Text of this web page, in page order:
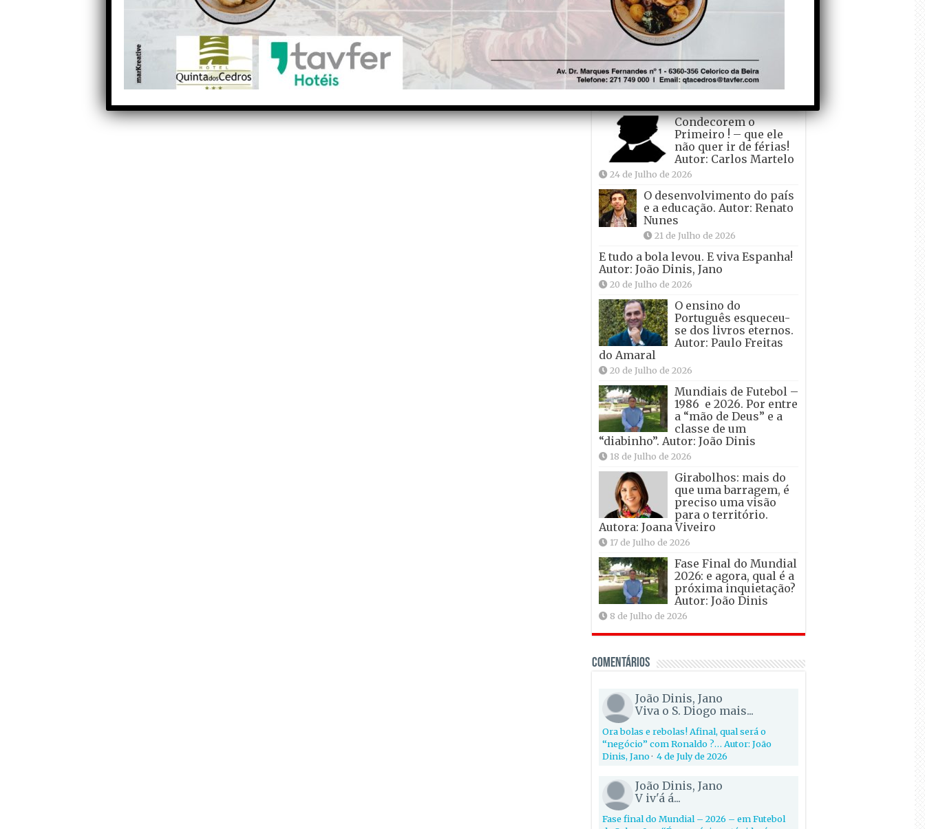
1 de Agosto de 2026
Tadei Pogacar vence o
“Tour” – A “Volta a
França em Bicicleta”
pela quinta vez! Autor:
João Dinis
Condecorem o
Primeiro ! – que ele
não quer ir de férias!
Autor: Carlos Martelo
24 de Julho de 2026
O desenvolvimento do país
e a educação. Autor: Renato
Nunes
21 de Julho de 2026
E tudo a bola levou. E viva Espanha!
Autor: João Dinis, Jano
20 de Julho de 2026
O ensino do
Português esqueceu-
se dos livros eternos.
Autor: Paulo Freitas
do Amaral
20 de Julho de 2026
Mundiais de Futebol –
1986 e 2026. Por entre
a “mão de Deus” e a
classe de um
“diabinho”. Autor: João Dinis
18 de Julho de 2026
Girabolhos: mais do
que uma barragem, é
preciso uma visão
para o território.
Autora: Joana Viveiro
17 de Julho de 2026
Fase Final do Mundial
2026: e agora, qual é a
próxima inquietação?
Autor: João Dinis
8 de Julho de 2026
Comentários
João Dinis, Jano
Viva o S. Diogo mais...
Ora bolas e rebolas! Afinal, qual será o
“negócio” com Ronaldo ?… Autor: João
Dinis, Jano· 4 de July de 2026
João Dinis, Jano
V iv'á á...
Fase final do Mundial – 2026 – em Futebol